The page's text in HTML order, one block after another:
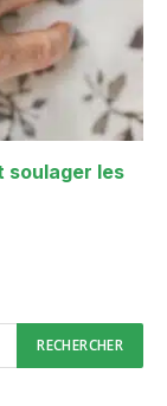
soulager les